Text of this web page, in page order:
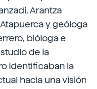
Arantza
y geóloga
bióloga e
de la
identificaban la
hacia una visión